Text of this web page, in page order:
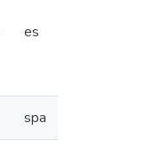
es
spa